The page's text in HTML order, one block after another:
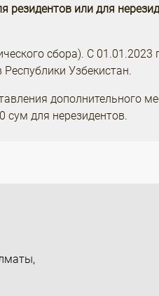
или для
сбора). С 01.01.2023
Узбекистан.
дополнительного
сум для нерезидентов.